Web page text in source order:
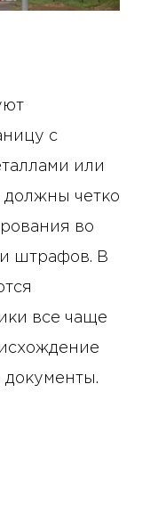
с
или
четко
во
штрафов. В
все чаще